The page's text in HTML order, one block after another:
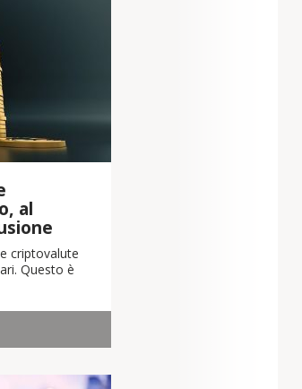
al
criptovalute
Questo è